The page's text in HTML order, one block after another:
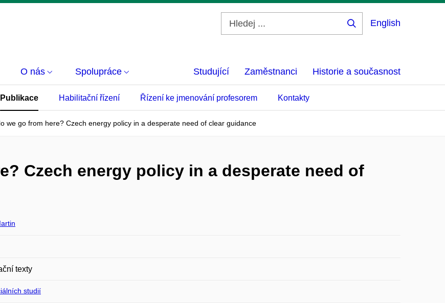
English
O nás Spolupráce Studující Zaměstnanci Historie a současnost
Publikace Habilitační řízení Řízení ke jmenování profesorem Kontakty
we go from here? Czech energy policy in a desperate need of clear guidance
Czech energy policy in a desperate need of
texty
studií